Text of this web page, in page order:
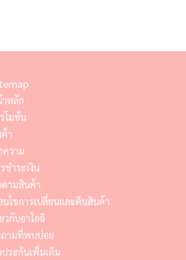
หลัก
โมชั่น
า
วาม
ชำระเงิน
ามสินค้า
นไขการเปลี่ยนและคืนสินค้า
วกับอาโออิ
ถามที่พบบ่อย
ระกันเพิ่มเติม